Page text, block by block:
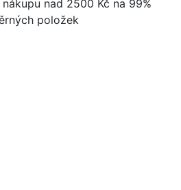
nad 2500 Kč na 99%
položek